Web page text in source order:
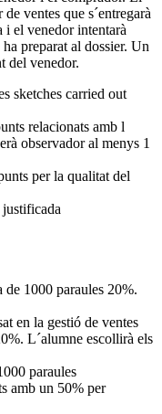
ventes que s´entregarà
i el venedor intentarà
preparat al dossier. Un
del venedor.
sketches carried out
relacionats amb l
observador al menys 1
per la qualitat del
de 1000 paraules 20%.
en la gestió de ventes
L´alumne escollirà els
paraules
amb un 50% per